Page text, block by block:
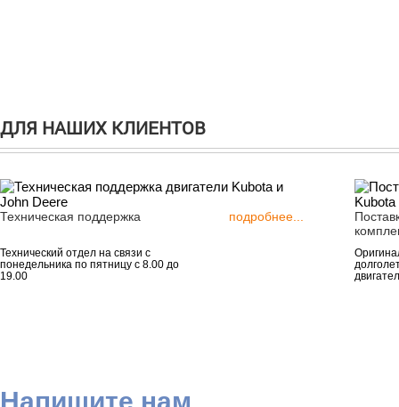
ДЛЯ НАШИХ КЛИЕНТОВ
Техническая поддержка
Технический отдел на связи с
понедельника по пятницу с 8.00 до
19.00
подробнее...